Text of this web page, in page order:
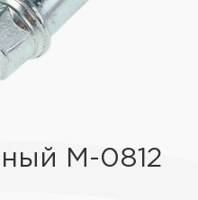
М-0812